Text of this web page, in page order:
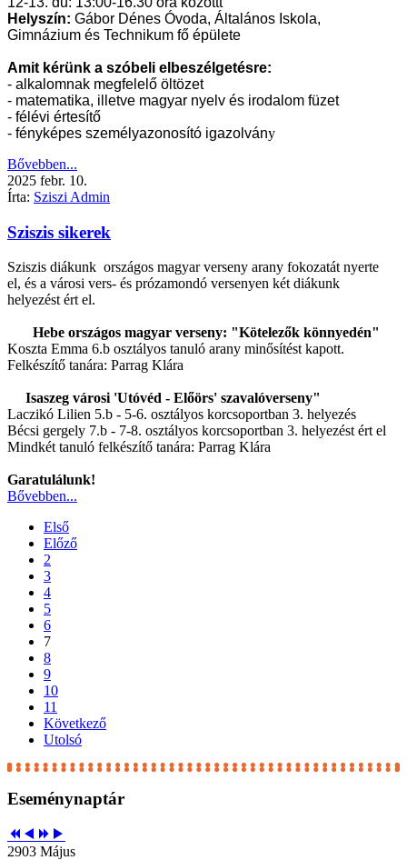
Helyszín: Gábor Dénes Óvoda, Általános Iskola,
Gimnázium és Technikum fő épülete
Amit kérünk a szóbeli elbeszélgetésre:
- alkalomnak megfelelő öltözet
- matematika, illetve magyar nyelv és irodalom füzet
- félévi értesítő
- fényképes személyazonosító igazolvány
Bővebben...
2025 febr. 10.
Írta: Sziszi Admin
Sziszis sikerek
Sziszis diákunk országos magyar verseny arany fokozatát nyerte
el, és a városi vers- és prózamondó versenyen két diákunk
helyezést ért el.
Hebe országos magyar verseny: "Kötelezők könnyedén"
Koszta Emma 6.b osztályos tanuló arany minősítést kapott.
Felkészítő tanára: Parrag Klára
Isaszeg városi 'Utóvéd - Előörs' szavalóverseny"
Laczikó Lilien 5.b - 5-6. osztályos korcsoportban 3. helyezés
Bécsi gergely 7.b - 7-8. osztályos korcsoportban 3. helyezést ért el
Mindkét tanuló felkészítő tanára: Parrag Klára
Garatulálunk!
Bővebben...
Első
Előző
2
3
4
5
6
7
8
9
10
11
Következő
Utolsó
Eseménynaptár
2903 Május